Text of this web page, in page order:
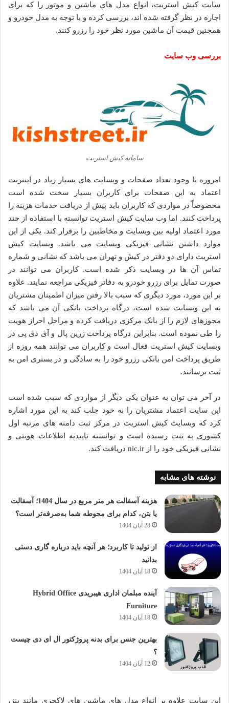
سایت کیش استریت، انواع مدل های ماشین و موتور را که برای
اجاره در نظر گرفته شده اند، بررسی کرده و با توجه به مدل خودرو و
همچنین قیمت آن ماشین مورد نظر خود را رزرو کنند.
بررسی وب سایت
سامانه کیش استریت
امروزه با وجود تعداد صفحات و وبسایت های بسیار زیاد در اینترنت
اعتماد به این صفحات برای کاربران بسیار سخت شده است
مخصوصاً در مواردی که کاربران باید پیش از دریافت خدمات هزینه‌ را
پرداخت کنند. اما وب سایت کیش استریت توانسته با استفاده از چند
مورد اعتماد اولیه بین وبسایت و مخاطبین را برقرار کند. یکی از این
موارد داشتن نشانی فیزیکی وبسایت می باشد. وبسایت کیش
استریت دارای دو دفتر در کیش و تهران می‌ باشد که نشانی و شماره
تماس آن ها در وبسایت ذکر شده است. کاربران می‌ توانند در
صورت تمایل برای رزرو خودرو به دفاتر فیزیکی مراجعه نمایند. علاوه
بر این مورد، مورد دیگری که سبب بالا رفتن میزان اطمینان مشتریان
به این وبسایت شده است، درگاه پرداخت بانکی آن می باشد که
مجوزهای لازم را از بانک مرکزی دریافت کرده و مراحل احراز هویت
را طی نموده است. بنابراین درگاه پرداخت زرین پال و آی دی پی در
وبسایت کیش استریت فعال است و کاربران می توانند همه روزه از
طریق پرداخت امن بانکی رزرو خود را به سادگی و در بستری امن به
ثبت برسانند.
در آخر می توان به عنوان یکی دیگر از مواردی که سبب شده است
این سایت اعتماد مشتریان را به خود جلب کند به این مورد اشاره
کرد که وبسایت کیش استریت در مرکز ثبت دامنه‌ های مرتبه اول
کشوری به ثبت رسیده است و توانسته تاییدیه اطلاعات هویتی و
نشانی فیزیکی خود را از nic.ir دریافت کند.
نوشته های مشابه
هزینه آسفالت هر متر مربع در سال 1404؛ آسفالت
یا بتن، کدام برای محوطه شما به‌صرفه‌تر است؟
28 آبان 1404
از تولید تا کاربرد؛ هر آنچه باید درباره گاری دستی
بدانید
18 آبان 1404
آینده مبلمان اداری هیبریدی Hybrid Office
Furniture
18 آبان 1404
بهترین جنس برای بدنه پروژکتور ال ای دی چیست
؟
12 آبان 1404
این سایت علاوه بر انواع مدل های ماشین های لاکچری مانند بنز،